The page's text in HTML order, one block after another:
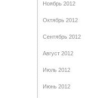
Ноябрь 2012
Октябрь 2012
Сентябрь 2012
Август 2012
Июль 2012
Июнь 2012